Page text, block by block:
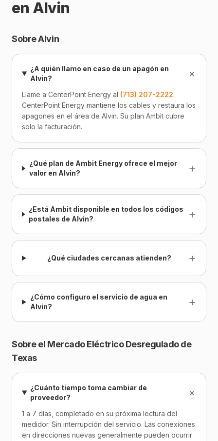
en Alvin
Sobre Alvin
¿A quién llamo en caso de un apagón en
Alvin?
+
Llame a CenterPoint Energy al (713) 207-2222.
CenterPoint Energy mantiene los cables y restaura los
apagones en el área de Alvin. Su plan Ambit cubre
solo la facturación.
¿Qué plan de Ambit Energy ofrece el mejor
valor en Alvin?
+
¿Está Ambit disponible en todos los códigos
postales de Alvin?
+
¿Qué ciudades cercanas atienden? +
¿Cómo configuro el servicio de agua en
Alvin?
+
Sobre el Mercado Eléctrico Desregulado de
Texas
¿Cuánto tiempo toma cambiar de
proveedor?
+
1 a 7 días, completado en su próxima lectura del
medidor. Sin interrupción del servicio. Las conexiones
en direcciones nuevas generalmente pueden ocurrir